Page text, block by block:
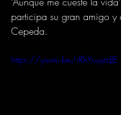
participa su gran amigo y
Cepeda.
https://youtu.be/rRhYuujzdJE